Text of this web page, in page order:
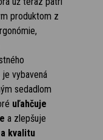
produktom z
je vybavená
sedadlom
uľahčuje
a zlepšuje
kvalitu